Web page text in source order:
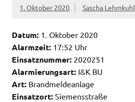
1. Oktober 2020 Sascha Lehmkuhl
Datum: 1. Oktober 2020
Alarmzeit: 17:52 Uhr
Einsatznummer: 2020251
Alarmierungsart: I&K BU
Art: Brandmeldeanlage
Einsatzort: Siemensstraße